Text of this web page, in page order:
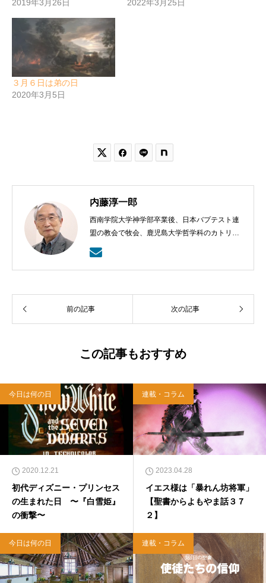
2019年3月26日
2022年3月25日
３月６日は弟の日
2020年3月5日
 
内藤淳一郎
西南学院大学神学部卒業後、日本バプテスト連
盟の教会で牧会、鹿児島大学哲学科のカトリッ
クの神学の学びから、鹿児島ラ・サール高校で
も教える。日本バプテスト連盟宣教室主事、日
本バプテスト連盟常務理事を８年間務める。
前の記事 次の記事
この記事もおすすめ
今日は何の日
2020.12.21
初代ディズニー・プリンセス
の生まれた日 〜『白雪姫』
の衝撃〜
連載・コラム
2023.04.28
イエス様は「暴れん坊将軍」
【聖書からよもやま話３７
２】
今日は何の日 連載・コラム